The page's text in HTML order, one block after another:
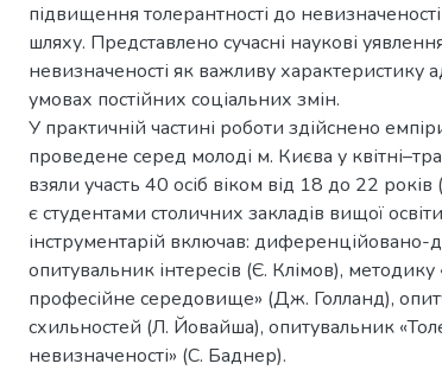
підвищення толерантності до
шляху. Представлено сучасні наукові
невизначеності як важливу характеристику
умовах постійних соціальних змін.
У практичній частині роботи здійснено
проведене серед молоді м. Києва у
взяли участь 40 осіб віком від 18 до 22 років
є студентами столичних закладів вищої
інструментарій включав: диференційовано-
опитувальник інтересів (Є. Клімов), методику
професійне середовище» (Дж. Голланд),
схильностей (Л. Йовайша), опитувальник
невизначеності» (С. Баднер).